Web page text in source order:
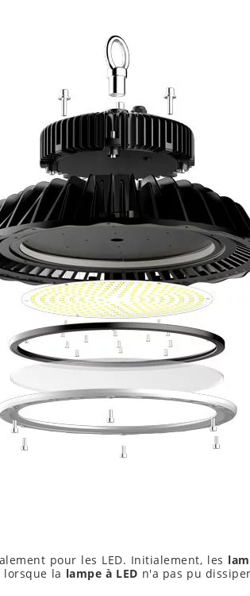
pour les LED. Initialement, les
lorsque la lampe à LED n'a pas pu